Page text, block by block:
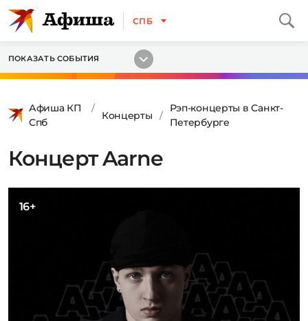
СПБ
ПОКАЗАТЬ СОБЫТИЯ
Афиша КП
Спб
Концерты
Рэп-концерты в Санкт-
Петербурге
Концерт Aarne
16+